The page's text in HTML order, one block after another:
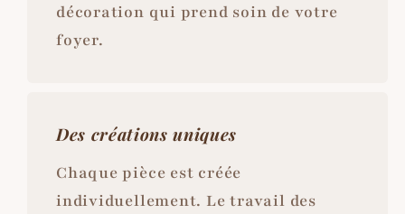
décoration qui prend soin de votre
foyer.
Des créations uniques
Chaque pièce est créée
individuellement. Le travail des